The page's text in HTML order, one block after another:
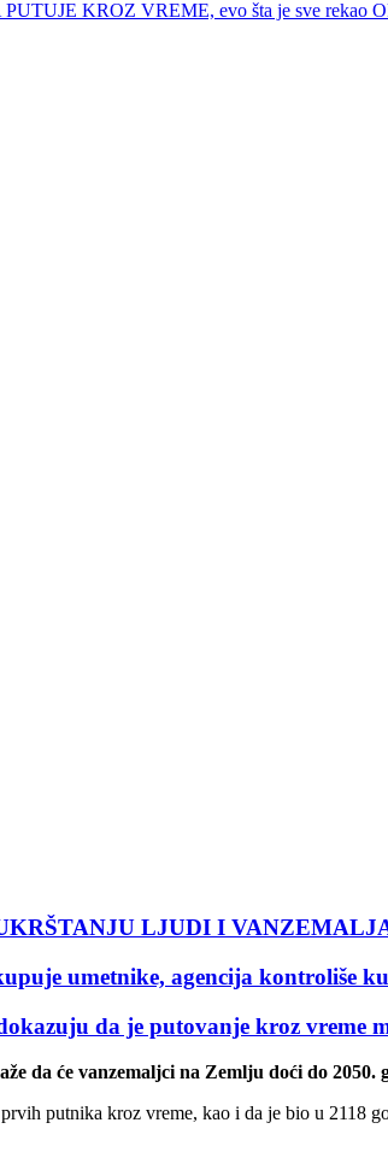
LJUDI I
umetnike, agencija kontroliše
da je putovanje kroz vreme
da će vanzemaljci na Zemlju doći do 2050.
putnika kroz vreme, kao i da je bio u 2118